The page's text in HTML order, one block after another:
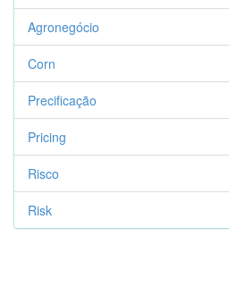
Agronegócio
Corn
Precificação
Pricing
Risco
Risk